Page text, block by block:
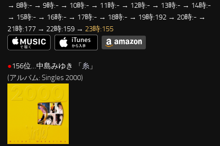
→ 8時:- → 9時:- → 10時:- → 11時:- → 12時:- → 13時:- → 14時:-
→ 15時:- → 16時:- → 17時:- → 18時:- → 19時:192 → 20時:- →
21時:177 → 22時:159 → 23時:155
●156位…中島みゆき 「糸 」
(アルバム: Singles 2000)